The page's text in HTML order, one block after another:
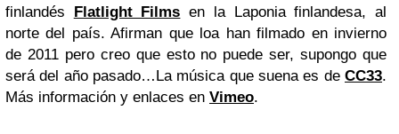
finlandés Flatlight Films en la Laponia finlandesa, al
norte del país. Afirman que loa han filmado en invierno
de 2011 pero creo que esto no puede ser, supongo que
será del año pasado…La música que suena es de CC33.
Más información y enlaces en Vimeo.